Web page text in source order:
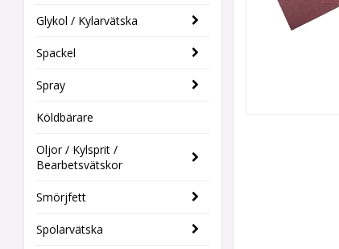
Glykol / Kylarvätska
Spackel
Spray
Köldbärare
Oljor / Kylsprit /
Bearbetsvätskor
Smörjfett
Spolarvätska